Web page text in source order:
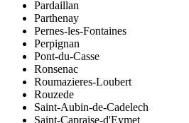
Pardaillan
Parthenay
Pernes-les-Fontaines
Perpignan
Pont-du-Casse
Ronsenac
Roumazieres-Loubert
Rouzede
Saint-Aubin-de-Cadelech
Saint-Capraise-d'Eymet